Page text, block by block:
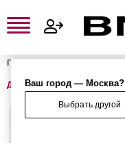
Ваш город — Москва?
Выбрать другой
Главная
Джинсы